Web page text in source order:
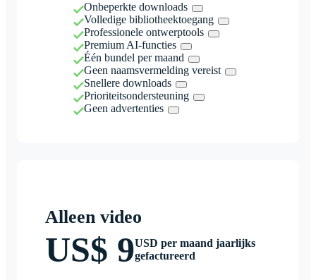
Onbeperkte downloads
Volledige bibliotheektoegang
Professionele ontwerptools
Premium AI-functies
Één bundel per maand
Geen naamsvermelding vereist
Snellere downloads
Prioriteitsondersteuning
Geen advertenties
Alleen video
US$ 9USD per maand jaarlijks
gefactureerd